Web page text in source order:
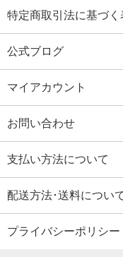
特定商取引法に基づく
公式ブログ
マイアカウント
お問い合わせ
支払い方法について
配送方法･送料につい
プライバシーポリシー